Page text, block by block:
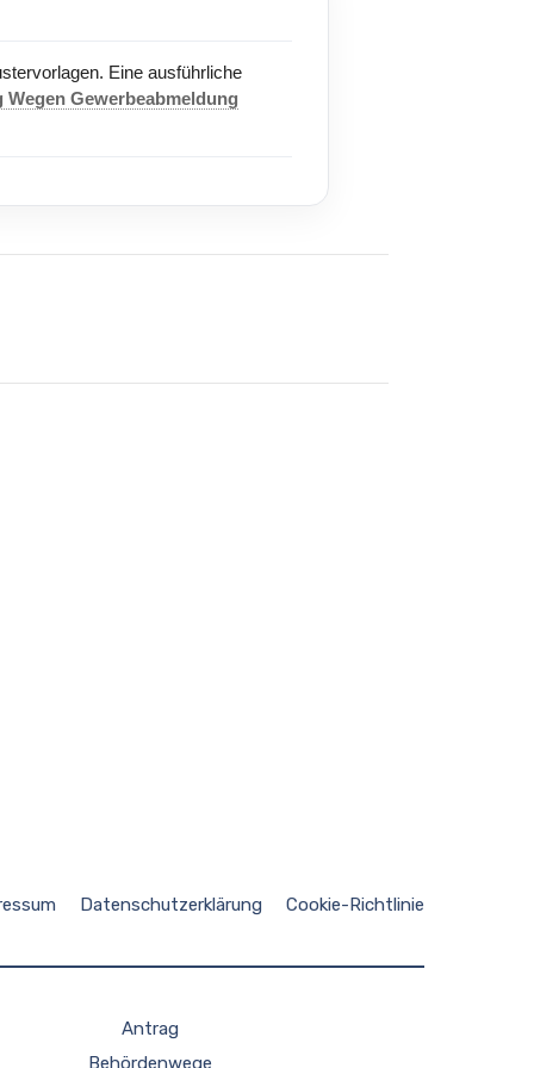
Eine ausführliche
Gewerbeabmeldung
Datenschutzerklärung Cookie-Richtlinie
Antrag
Behördenwege